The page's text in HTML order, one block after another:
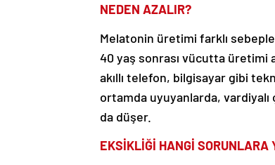
NEDEN AZALIR?
Melatonin üretimi farklı
40 yaş sonrası vücutta üretimi
akıllı telefon, bilgisayar gibi
ortamda uyuyanlarda,
da düşer.
EKSİKLİĞİ HANGİ SORUNLARA